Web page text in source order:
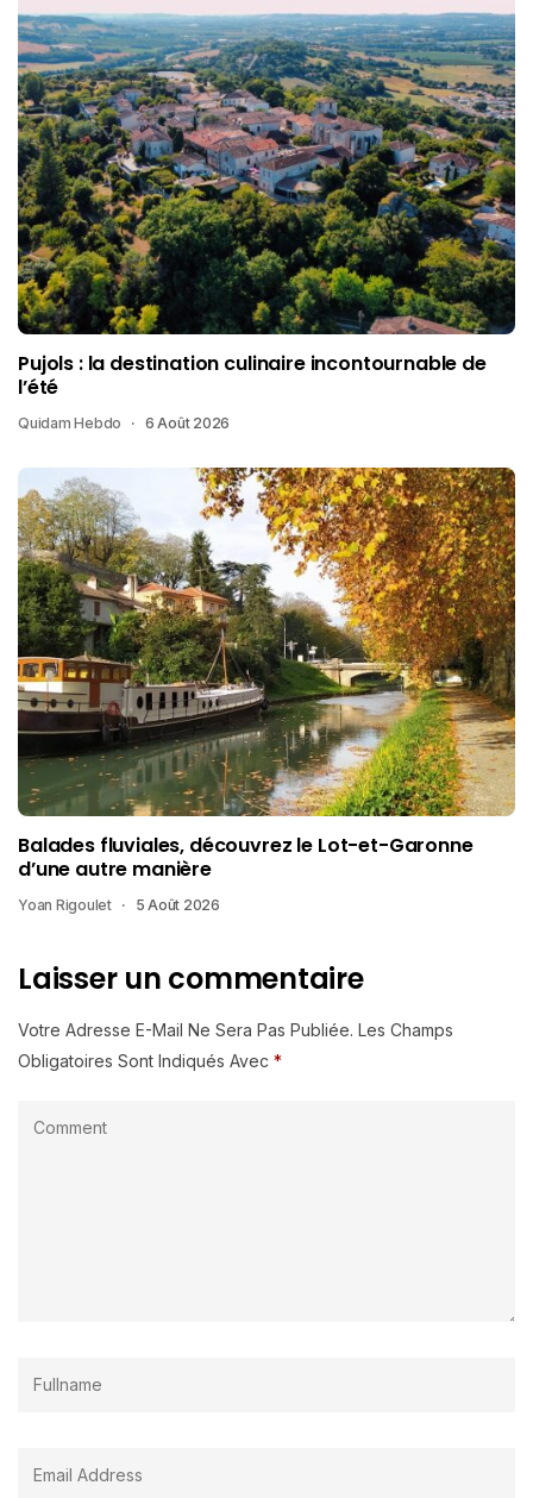
Pujols : la destination culinaire incontournable de
l’été
Quidam Hebdo 6 Août 2026
Balades fluviales, découvrez le Lot-et-Garonne
d’une autre manière
Yoan Rigoulet 5 Août 2026
Laisser un commentaire
Votre Adresse E-Mail Ne Sera Pas Publiée. Les Champs
Obligatoires Sont Indiqués Avec *